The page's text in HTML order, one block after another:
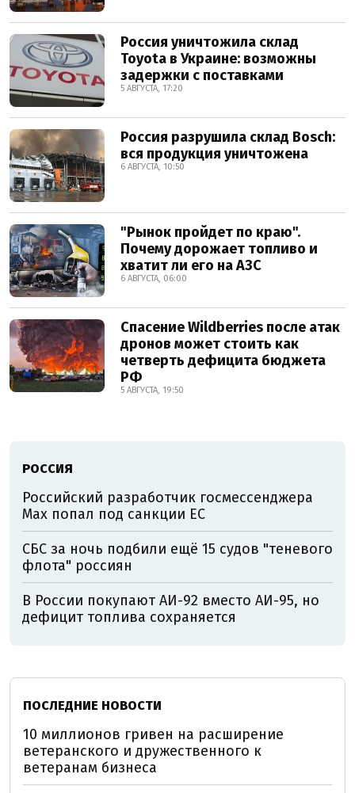
Россия уничтожила склад
Toyota в Украине: возможны
задержки с поставками
5 АВГУСТА, 17:20
Россия разрушила склад Bosch:
вся продукция уничтожена
6 АВГУСТА, 10:50
"Рынок пройдет по краю".
Почему дорожает топливо и
хватит ли его на АЗС
6 АВГУСТА, 06:00
Спасение Wildberries после атак
дронов может стоить как
четверть дефицита бюджета
РФ
5 АВГУСТА, 19:50
РОССИЯ
Российский разработчик госмессенджера
Max попал под санкции ЕС
СБС за ночь подбили ещё 15 судов "теневого
флота" россиян
В России покупают АИ-92 вместо АИ-95, но
дефицит топлива сохраняется
ПОСЛЕДНИЕ НОВОСТИ
10 миллионов гривен на расширение
ветеранского и дружественного к
ветеранам бизнеса